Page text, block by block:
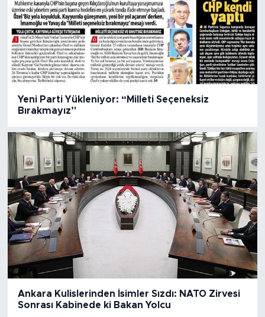
Yeni Parti Yükleniyor: “Milleti Seçeneksiz
Bırakmayız’'
Ankara Kulislerinden İsimler Sızdı: NATO Zirvesi
Sonrası Kabinede ki Bakan Yolcu